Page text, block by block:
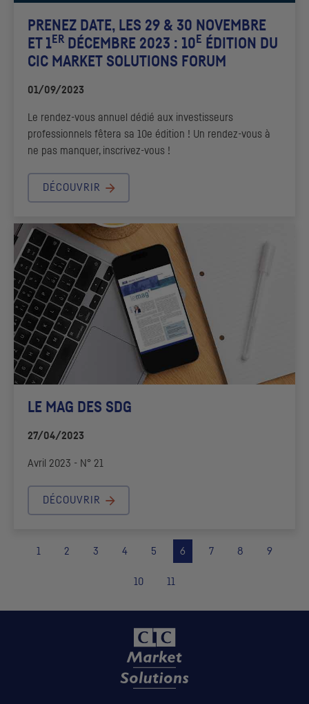
PRENEZ DATE, LES 29 & 30 NOVEMBRE
ET 1ER DÉCEMBRE 2023 : 10 E
ÉDITION DU
CIC MARKET SOLUTIONS FORUM
01/09/2023
Le rendez-vous annuel dédié aux investisseurs
professionnels fêtera sa 10e édition ! Un rendez-vous à
ne pas manquer, inscrivez-vous !
DÉCOUVRIR
LE MAG DES SDG
27/04/2023
Avril 2023 - N° 21
DÉCOUVRIR
1 2 3 4 5 6 7 8 9
10 11